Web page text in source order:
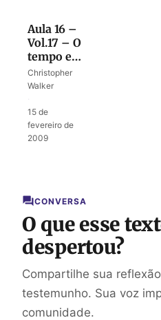
Aula 16 –
Vol.17 – O
tempo e o
local para
construção
Templo
Christopher
Walker
15 de
fevereiro de
2009
CONVERSA
O que esse
despertou?
Compartilhe sua
testemunho. Sua voz
comunidade.